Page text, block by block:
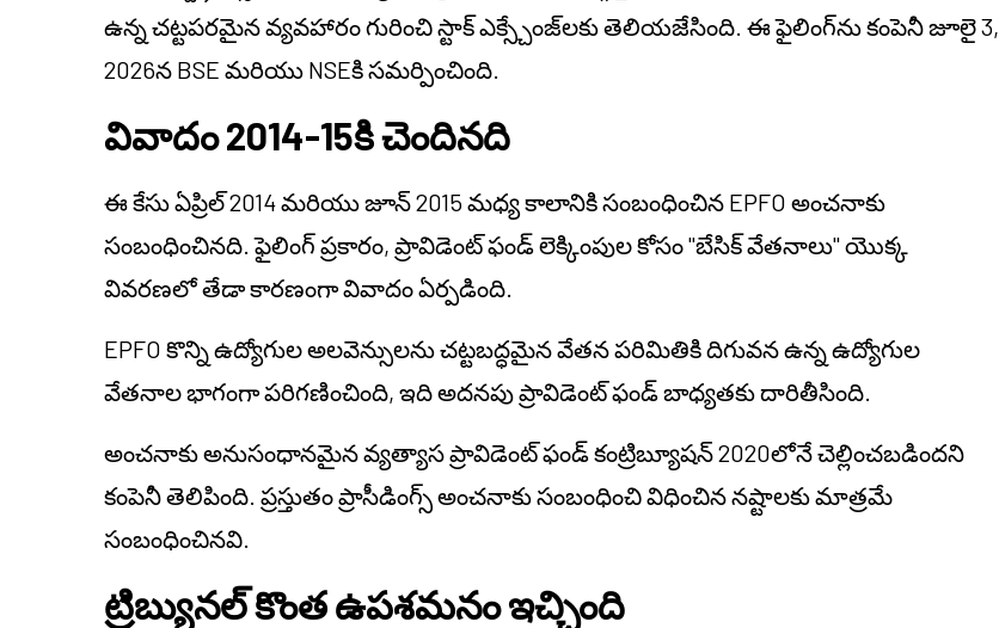
ఉన్న చట్టపరమైన వ్యవహారం గురించి స్టాక్ ఎక్స్చేంజ్‌లకు తెలియజేసింది. ఈ ఫైలింగ్‌ను కంపెనీ జూలై 3,
2026న BSE మరియు NSEకి సమర్పించింది.
వివాదం 2014-15కి చెందినది
ఈ కేసు ఏప్రిల్ 2014 మరియు జూన్ 2015 మధ్య కాలానికి సంబంధించిన EPFO అంచనాకు
సంబంధించినది. ఫైలింగ్ ప్రకారం, ప్రావిడెంట్ ఫండ్ లెక్కింపుల కోసం "బేసిక్ వేతనాలు" యొక్క
వివరణలో తేడా కారణంగా వివాదం ఏర్పడింది.
EPFO కొన్ని ఉద్యోగుల అలవెన్సులను చట్టబద్ధమైన వేతన పరిమితికి దిగువన ఉన్న ఉద్యోగుల
వేతనాల భాగంగా పరిగణించింది, ఇది అదనపు ప్రావిడెంట్ ఫండ్ బాధ్యతకు దారితీసింది.
అంచనాకు అనుసంధానమైన వ్యత్యాస ప్రావిడెంట్ ఫండ్ కంట్రిబ్యూషన్ 2020లోనే చెల్లించబడిందని
కంపెనీ తెలిపింది. ప్రస్తుతం ప్రాసీడింగ్స్ అంచనాకు సంబంధించి విధించిన నష్టాలకు మాత్రమే
సంబంధించినవి.
ట్రిబ్యునల్ కొంత ఉపశమనం ఇచ్చింది